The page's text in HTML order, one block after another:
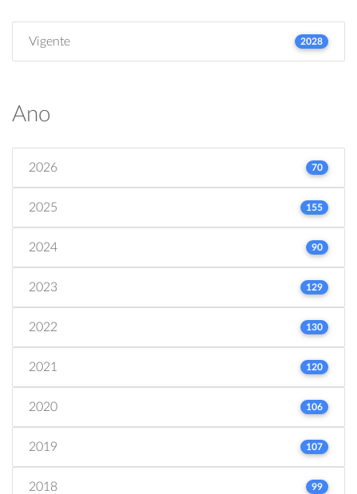
Vigente 2028
Ano
2026 70
2025 155
2024 90
2023 129
2022 130
2021 120
2020 106
2019 107
2018 99